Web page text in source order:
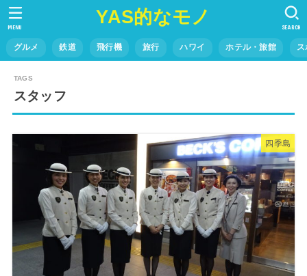
YAS的なモノ
グルメ 鉄道 飛行機 旅行 ハワイ ホテル・旅館
SEARCH
MENU
スタッフ
四季島